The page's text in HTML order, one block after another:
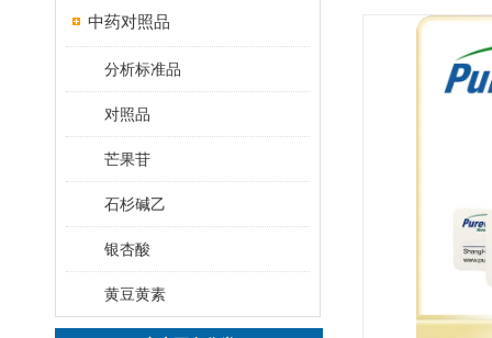
中药对照品
分析标准品
对照品
芒果苷
石杉碱乙
银杏酸
黄豆黄素